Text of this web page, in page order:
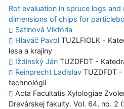
Rot evaluation in spruce logs
dimensions of chips for
Satinová Viktória
Hlaváč Pavol TUZLFIOLK -
lesa a krajiny
Iždinský Ján TUZDFDT -
Reinprecht Ladislav TUZDFDT
technológií
Acta Facultatis Xylologiae
Drevárskej fakulty. Vol. 64, no. 2